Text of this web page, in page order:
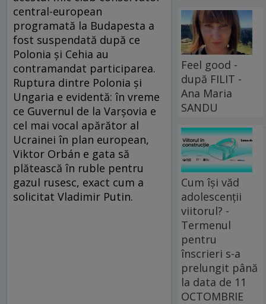
central-european
programată la Budapesta a
fost suspendată după ce
Polonia și Cehia au
contramandat participarea.
Ruptura dintre Polonia și
Ungaria e evidentă: în vreme
ce Guvernul de la Varșovia e
cel mai vocal apărător al
Ucrainei în plan european,
Viktor Orbán e gata să
plătească în ruble pentru
gazul rusesc, exact cum a
solicitat Vladimir Putin.
Feel good -
după FILIT -
Ana Maria
SANDU
Cum își văd
adolescenții
viitorul? -
Termenul
pentru
înscrieri s-a
prelungit până
la data de 11
OCTOMBRIE